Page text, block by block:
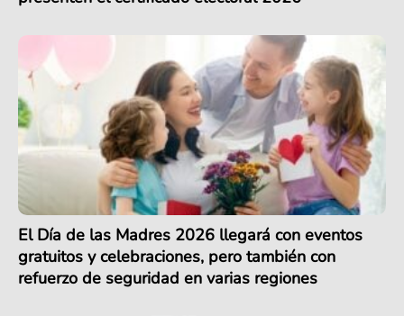
El Día de las Madres 2026 llegará con eventos
gratuitos y celebraciones, pero también con
refuerzo de seguridad en varias regiones